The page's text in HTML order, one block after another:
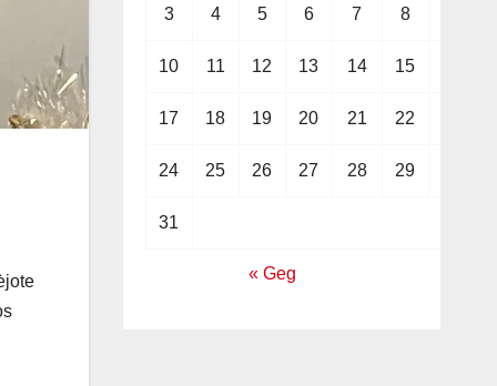
3 4 5 6 7 8
10 11 12 13 14 15
17 18 19 20 21 22
24 25 26 27 28 29
31
« Geg